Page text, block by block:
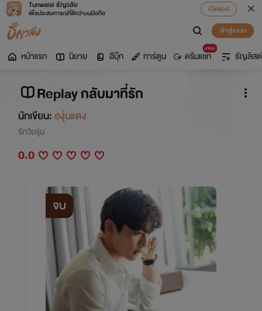
Tunwalai ธัญวลัย
เพื่อประสบการณ์ที่ดีกว่าบนมือถือ
เปิดแอป
เข้าสู่ระบบ
หน้าแรก นิยาย อีบุ๊ก การ์ตูน
มาใหม่
ดรีมแชท ธัญลิสต์
Replay กลับมาที่รัก
นักเขียน:องุ่นแดง
รักวัยรุ่น
0.0
จบ